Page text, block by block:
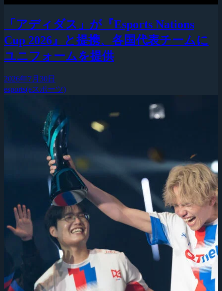
「アディダス」が『Esports Nations
Cup 2026』と提携、各国代表チームに
ユニフォームを提供
2026年7月30日
esports(eスポーツ)